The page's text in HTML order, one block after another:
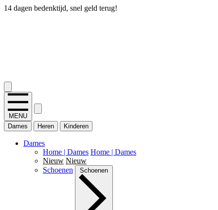
14 dagen bedenktijd, snel geld terug!
MENU
Dames
Heren Kinderen
Dames
Home | Dames Home | Dames
Nieuw Nieuw
Schoenen
Schoenen